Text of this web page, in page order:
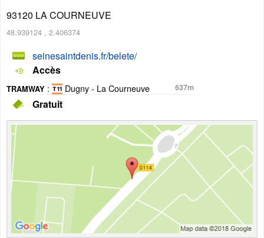
93120 LA COURNEUVE
48.939124 , 2.406374
seinesaintdenis.fr/belete/
Accès
TRAMWAY : Dugny - La Courneuve 637m
Gratuit